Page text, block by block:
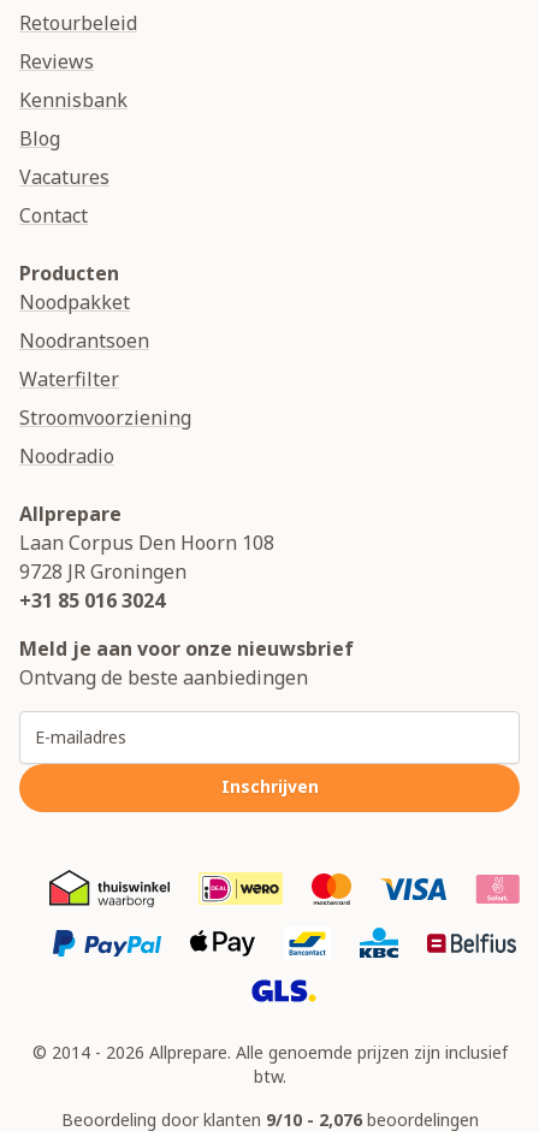
Retourbeleid
Reviews
Kennisbank
Blog
Vacatures
Contact
Producten
Noodpakket
Noodrantsoen
Waterfilter
Stroomvoorziening
Noodradio
Allprepare
Laan Corpus Den Hoorn 108
9728 JRGroningen
+31 85 016 3024
Meld je aan voor onze nieuwsbrief
Ontvang de beste aanbiedingen
Inschrijven
© 2014 - 2026 Allprepare. Alle genoemde prijzen zijn inclusief
btw.
Beoordeling door klanten 9/10 - 2,076beoordelingen